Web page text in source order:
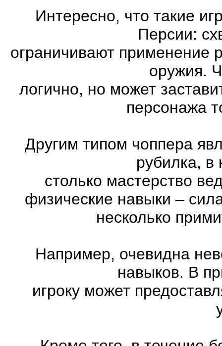
Интересно, что такие
Персии:
ограничивают
оружия.
логично, но может
персонажа
Другим типом чоппера
рубилка, в
столько мастерство
физические навыки –
несколько
Например, очевидна
навыков. В
игроку может